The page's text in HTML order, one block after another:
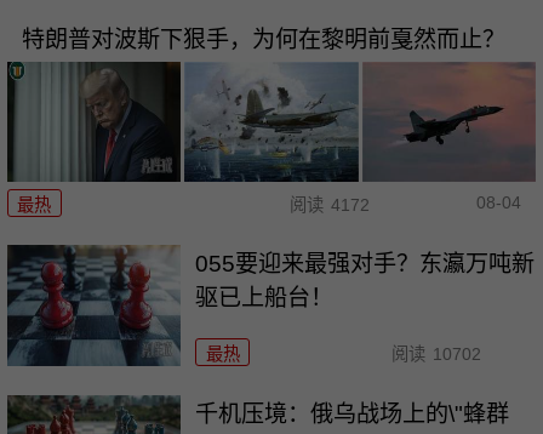
特朗普对波斯下狠手，为何在黎明前戛然而止？
最热 阅读 4172 08-04
055要迎来最强对手？东瀛万吨新
驱已上船台！
最热 阅读 10702
千机压境：俄乌战场上的\"蜂群